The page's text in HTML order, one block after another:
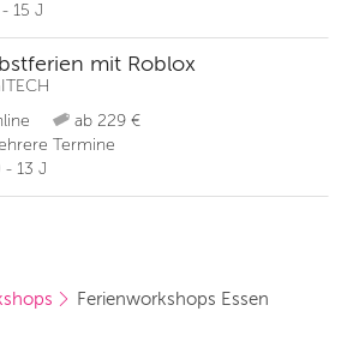
- 15 J
mit Roblox
ab 229 €
Termine
- 13 J
Ferienworkshops Essen